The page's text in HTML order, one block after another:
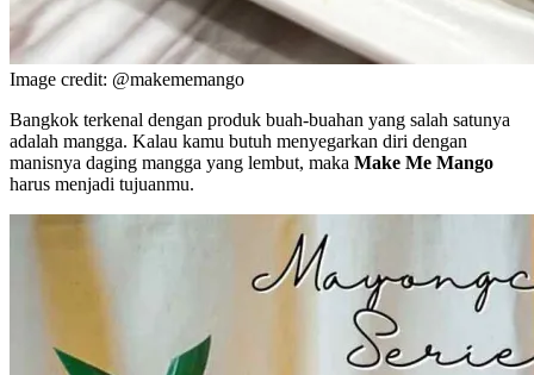
Image credit: @makememango
Bangkok terkenal dengan produk buah-buahan yang salah satunya
adalah mangga. Kalau kamu butuh menyegarkan diri dengan
manisnya daging mangga yang lembut, maka Make Me Mango
harus menjadi tujuanmu.